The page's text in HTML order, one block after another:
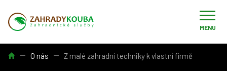
MENU
ÚvodO nás Z malé zahradní techniky k vlastní firmě